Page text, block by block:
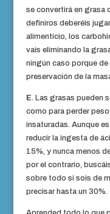
se convertirá en grasa
definiros deberéis
alimenticio, los
vais eliminando la
ningún caso porque
preservación de la
E. Las grasas pueden
como para perder
insaturadas. Aunque
reducir la ingesta de
15%, y nunca menos
por el contrario,
sobre todo si sois de
precisar hasta un 30%.